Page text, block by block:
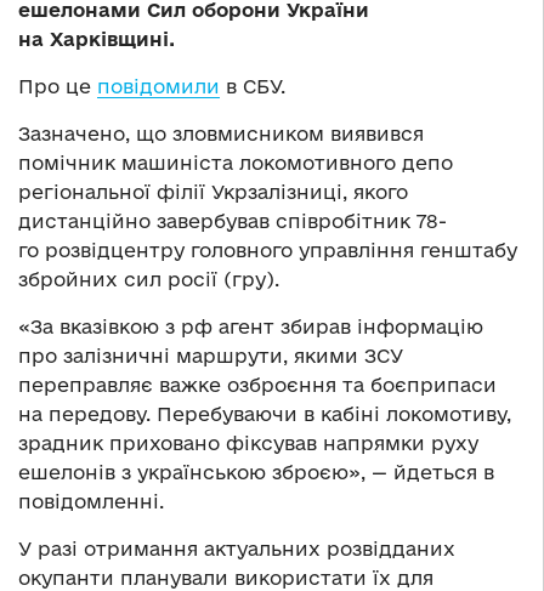
ешелонами Сил оборони України
на Харківщині.
Про це повідомили в СБУ.
Зазначено, що зловмисником виявився
помічник машиніста локомотивного депо
регіональної філії Укрзалізниці, якого
дистанційно завербував співробітник 78-
го розвідцентру головного управління генштабу
збройних сил росії (гру).
«За вказівкою з рф агент збирав інформацію
про залізничні маршрути, якими ЗСУ
переправляє важке озброєння та боєприпаси
на передову. Перебуваючи в кабіні локомотиву,
зрадник приховано фіксував напрямки руху
ешелонів з українською зброєю», — йдеться в
повідомленні.
У разі отримання актуальних розвідданих
окупанти планували використати їх для